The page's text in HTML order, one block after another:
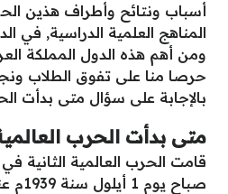
أسباب ونتائح وأطراف هذين
المناهج العلمية الدراسية, في
ومن أهم هذه الدول المملكة
حرصا منا على تفوق الطلاب
بالإجابة على سؤال متى بدأت
متى بدأت الحرب العالمية
صباح